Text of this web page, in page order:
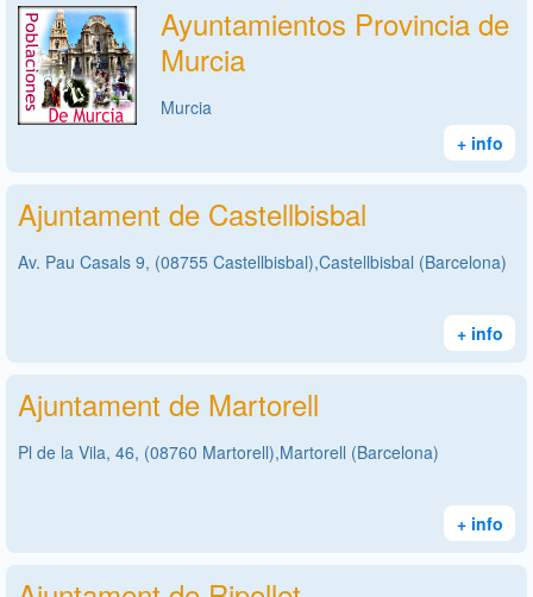
Ayuntamientos Provincia de
Murcia
Murcia
+ info
Ajuntament de Castellbisbal
Av. Pau Casals 9, (08755 Castellbisbal),Castellbisbal (Barcelona)
+ info
Ajuntament de Martorell
Pl de la Vila, 46, (08760 Martorell),Martorell (Barcelona)
+ info